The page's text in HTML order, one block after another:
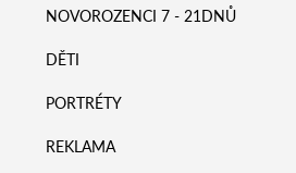
NOVOROZENCI 7 - 21DNŮ
DĚTI
PORTRÉTY
REKLAMA